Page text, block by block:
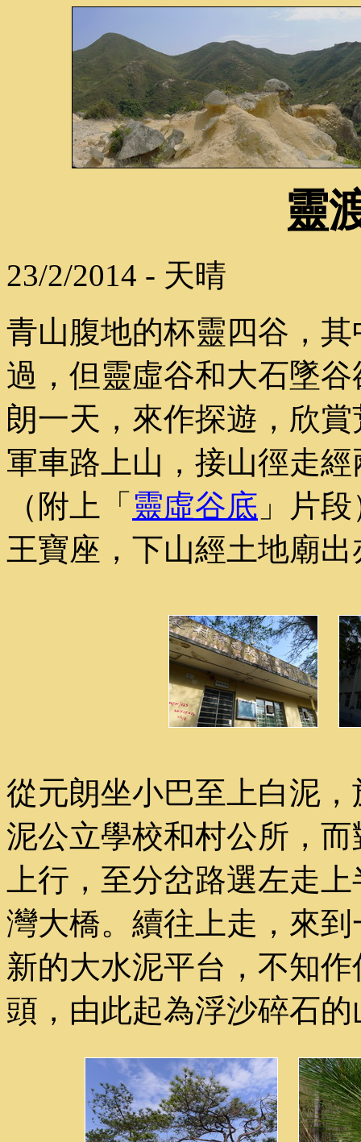
靈
23/2/2014 - 天晴
青山腹地的杯靈四谷，
過，但靈虛谷和大石墜
朗一天，來作探遊，欣
軍車路上山，接山徑走
（附上「 靈虛谷底 」片
王寶座，下山經土地廟
從元朗坐小巴至上白泥
泥公立學校和村公所，
上行，至分岔路選左走
灣大橋。續往上走，來
新的大水泥平台，不知
頭，由此起為浮沙碎石